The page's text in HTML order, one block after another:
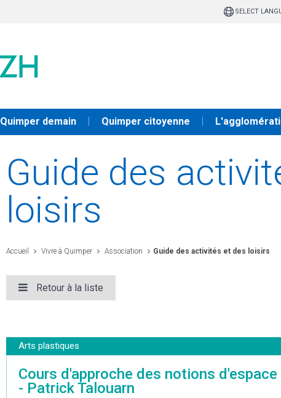
SELECT
Quimper demain Quimper citoyenne
Guide des
loisirs
Accueil Vivre à Quimper Association Guide des activités et des loisirs
Retour à la liste
Arts plastiques
Cours d'approche des notions
- Patrick Talouarn